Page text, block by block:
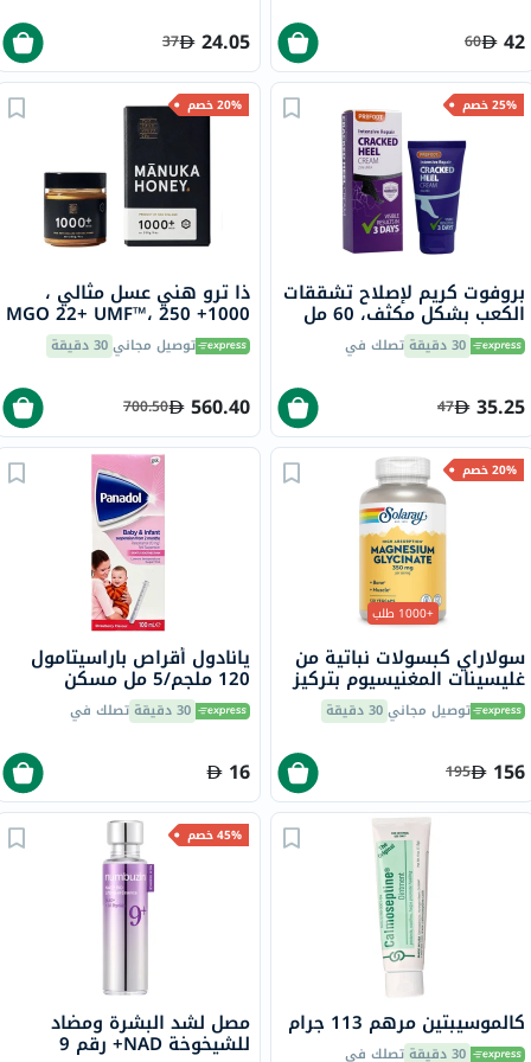
42
60
24.05
37
25% خصم
بروفوت كريم لإصلاح تشققات
الكعب بشكل مكثف، 60 مل
30 دقيقة تصلك في
35.25
47
20% خصم
ذا ترو هني عسل مثالي ،
1000+ MGO 22+ UMF™، 250
جرام توصيل مجاني30 دقيقة
560.40
700.50
20% خصم
+1000 طلب
سولاراي كبسولات نباتية من
غليسينات المغنيسيوم بتركيز
350 ملجم لصحة العظام
والعضلات حزمة من 120
توصيل مجاني30 دقيقة
156
195
يانادول أقراص باراسيتامول
120 ملجم/5 مل مسكن
للحمى والألم للأطفال والرضع
100 مل 30 دقيقة تصلك في
16
كالموسيبتين مرهم 113 جرام
30 دقيقة تصلك في
45% خصم
مصل لشد البشرة ومضاد
للشيخوخة NAD+ رقم 9